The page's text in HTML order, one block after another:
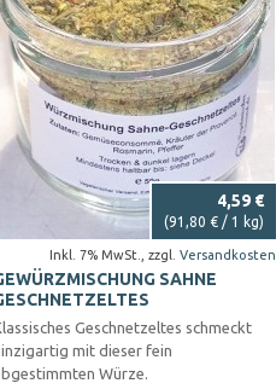
4,59 €
Inkl. 7% MwSt. zzgl. Versandkosten
(91,80 € / 1 kg)
SAHNE
Geschnetzeltes schmeckt
mit dieser fein
Würze.